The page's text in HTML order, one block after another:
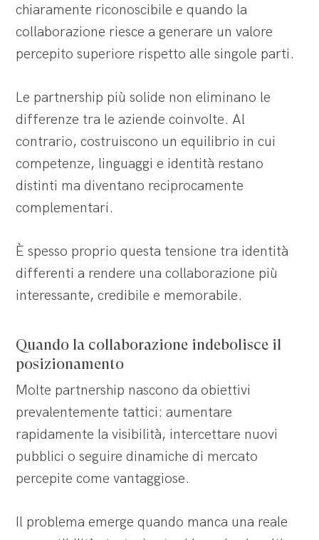
chiaramente riconoscibile e quando la
collaborazione riesce a generare un valore
percepito superiore rispetto alle singole parti.
Le partnership più solide non eliminano le
differenze tra le aziende coinvolte. Al
contrario, costruiscono un equilibrio in cui
competenze, linguaggi e identità restano
distinti ma diventano reciprocamente
complementari.
È spesso proprio questa tensione tra identità
differenti a rendere una collaborazione più
interessante, credibile e memorabile.
Quando la collaborazione indebolisce il
posizionamento
Molte partnership nascono da obiettivi
prevalentemente tattici: aumentare
rapidamente la visibilità, intercettare nuovi
pubblici o seguire dinamiche di mercato
percepite come vantaggiose.
Il problema emerge quando manca una reale